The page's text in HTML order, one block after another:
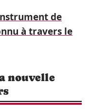
de
à travers le
nouvelle